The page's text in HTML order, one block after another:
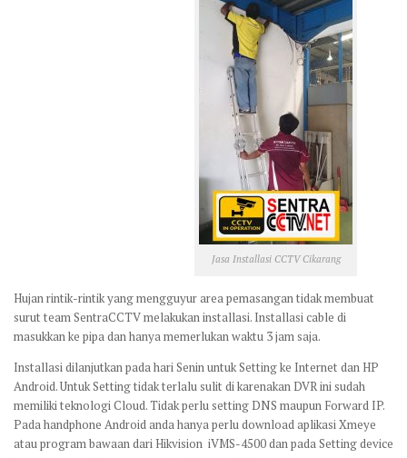
Jasa Installasi CCTV Cikarang
Hujan rintik-rintik yang mengguyur area pemasangan tidak membuat
surut team SentraCCTV melakukan installasi. Installasi cable di
masukkan ke pipa dan hanya memerlukan waktu 3 jam saja.
Installasi dilanjutkan pada hari Senin untuk Setting ke Internet dan HP
Android. Untuk Setting tidak terlalu sulit di karenakan DVR ini sudah
memiliki teknologi Cloud. Tidak perlu setting DNS maupun Forward IP.
Pada handphone Android anda hanya perlu download aplikasi Xmeye
atau program bawaan dari Hikvision iVMS-4500 dan pada Setting device